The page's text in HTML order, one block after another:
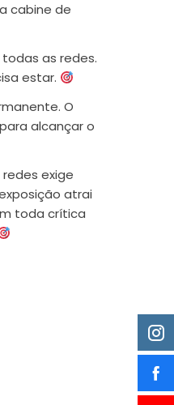
cabine de
as redes.
estar.
O
alcançar o
exige
atrai
toda crítica